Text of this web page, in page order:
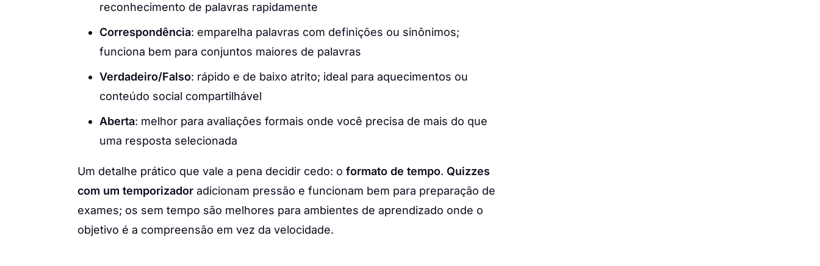
reconhecimento de palavras rapidamente
Correspondência: emparelha palavras com definições ou sinônimos;
funciona bem para conjuntos maiores de palavras
Verdadeiro/Falso: rápido e de baixo atrito; ideal para aquecimentos ou
conteúdo social compartilhável
Aberta: melhor para avaliações formais onde você precisa de mais do que
uma resposta selecionada
Um detalhe prático que vale a pena decidir cedo: o formato de tempo. Quizzes
com um temporizador adicionam pressão e funcionam bem para preparação de
exames; os sem tempo são melhores para ambientes de aprendizado onde o
objetivo é a compreensão em vez da velocidade.